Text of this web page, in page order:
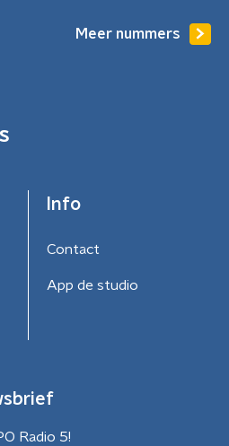
Meer nummers
Info
Contact
App de studio
Radio 5!